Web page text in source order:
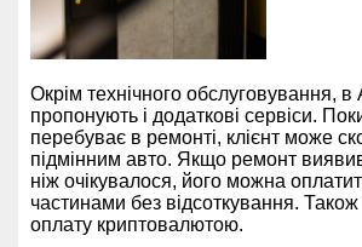
Окрім технічного обслуговування,
пропонують і додаткові сервіси.
перебуває в ремонті, клієнт може
підмінним авто. Якщо ремонт
ніж очікувалося, його можна
частинами без відсоткування.
оплату криптовалютою.